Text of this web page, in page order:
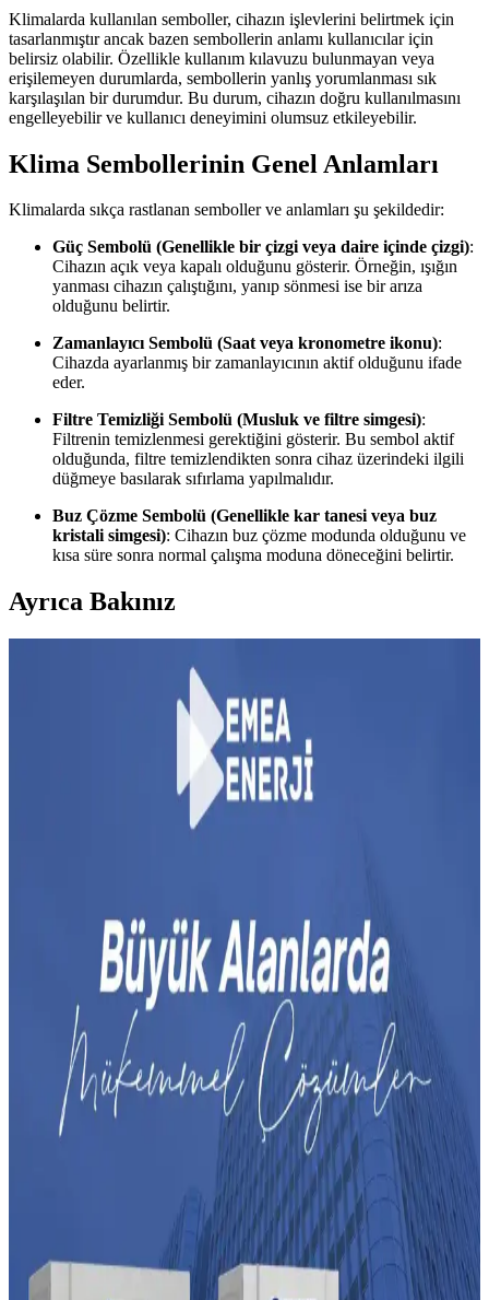
Klimalarda kullanılan semboller, cihazın işlevlerini belirtmek için
tasarlanmıştır ancak bazen sembollerin anlamı kullanıcılar için
belirsiz olabilir. Özellikle kullanım kılavuzu bulunmayan veya
erişilemeyen durumlarda, sembollerin yanlış yorumlanması sık
karşılaşılan bir durumdur. Bu durum, cihazın doğru kullanılmasını
engelleyebilir ve kullanıcı deneyimini olumsuz etkileyebilir.
Klima Sembollerinin Genel Anlamları
Klimalarda sıkça rastlanan semboller ve anlamları şu şekildedir:
Güç Sembolü (Genellikle bir çizgi veya daire içinde çizgi):
Cihazın açık veya kapalı olduğunu gösterir. Örneğin, ışığın
yanması cihazın çalıştığını, yanıp sönmesi ise bir arıza
olduğunu belirtir.
Zamanlayıcı Sembolü (Saat veya kronometre ikonu):
Cihazda ayarlanmış bir zamanlayıcının aktif olduğunu ifade
eder.
Filtre Temizliği Sembolü (Musluk ve filtre simgesi):
Filtrenin temizlenmesi gerektiğini gösterir. Bu sembol aktif
olduğunda, filtre temizlendikten sonra cihaz üzerindeki ilgili
düğmeye basılarak sıfırlama yapılmalıdır.
Buz Çözme Sembolü (Genellikle kar tanesi veya buz
kristali simgesi): Cihazın buz çözme modunda olduğunu ve
kısa süre sonra normal çalışma moduna döneceğini belirtir.
Ayrıca Bakınız
Eski R-22 Klimaların Verimlilik Sorunları ve Kiralık
Evlerde Bakım Zorlukları
Kiralık evlerde kullanılan eski R-22 klimalar, fiziksel hasar, yetersiz
kapasite ve pahalı bakım nedeniyle verimlilik sorunları yaşar.
Sistemlerin yenilenmesi uzun vadede avantaj sağlar.
Klima Ünitesinin Etrafında Bırakılması Gereken
tasarrufu sağlar ve ömrünü uzatır.
Klima Ünitesinden Gelen Metalik Seslerin Nedenleri
ve Normalliği Hakkında Detaylı İnceleme
Klima ünitelerinden gelen metalik sesler genellikle inverter
teknolojisi ve defrost döngüsünden kaynaklanır. Ancak sürekli ve
yüksek sesler mekanik arızaların işareti olabilir. Uzman kontrolü
Klimalarda Evaporatör Buzlanması ve Etkili
Klimalarda evaporatör üzerindeki buzlanma, düşük dış sıcaklık ve
yetersiz hava akışı nedeniyle oluşur. Düzenli bakım ve uygun
kullanım modlarıyla buzlanma önlenebilir.
Klima Sembollerinin Anlaşılması ve Doğru